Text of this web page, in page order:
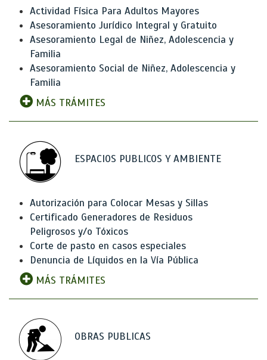
Actividad Física Para Adultos Mayores
Asesoramiento Jurídico Integral y Gratuito
Asesoramiento Legal de Niñez, Adolescencia y
Familia
Asesoramiento Social de Niñez, Adolescencia y
Familia
MÁS TRÁMITES
ESPACIOS PUBLICOS Y AMBIENTE
Autorización para Colocar Mesas y Sillas
Certificado Generadores de Residuos
Peligrosos y/o Tóxicos
Corte de pasto en casos especiales
Denuncia de Líquidos en la Vía Pública
MÁS TRÁMITES
OBRAS PUBLICAS